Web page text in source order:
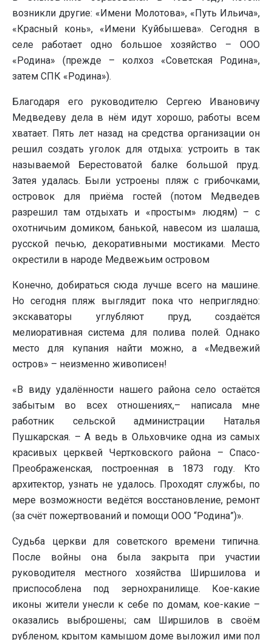
возникли другие: «Имени Молотова», «Путь Ильича»,
«Красный конь», «Имени Куйбышева». Сегодня в
селе работает одно большое хозяйство – ООО
«Родина» (прежде – колхоз «Советская Родина»,
затем СПК «Родина»).
Благодаря его руководителю Сергею Ивановичу
Медведеву дела в нём идут хорошо, работы всем
хватает. Пять лет назад на средства организации он
решил создать уголок для отдыха: устроить в так
называемой Берестоватой балке большой пруд.
Затея удалась. Были устроены пляж с грибочками,
островок для приёма гостей (потом Медведев
разрешил там отдыхать и «простым» людям) – с
охотничьим домиком, банькой, навесом из шалаша,
русской печью, декоративными мостиками. Место
окрестили в народе Медвежьим островом
Конечно, добираться сюда лучше всего на машине.
Но сегодня пляж выглядит пока что неприглядно:
экскаваторы углубляют пруд, создаётся
мелиоративная система для полива полей. Однако
место для купания найти можно, а «Медвежий
остров» – неизменно живописен!
«В виду удалённости нашего района село остаётся
забытым во всех отношениях,– написала мне
работник сельской администрации Наталья
Пушкарская. – А ведь в Ольховчике одна из самых
красивых церквей Чертковского района – Спасо-
Преображенская, построенная в 1873 году. Кто
архитектор, узнать не удалось. Проходят службы, по
мере возможности ведётся восстановление, ремонт
(за счёт пожертвований и помощи ООО “Родина”)».
Судьба церкви для советского времени типична.
После войны она была закрыта при участии
руководителя местного хозяйства Ширшилова и
приспособлена под зернохранилище. Кое-какие
иконы жители унесли к себе по домам, кое-какие –
оказались выброшены; сам Ширшилов в своём
рубленом, крытом камышом доме выложил ими пол